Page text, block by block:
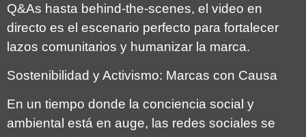
Q&As hasta behind-the-scenes, el video en
directo es el escenario perfecto para fortalecer
lazos comunitarios y humanizar la marca.
Sostenibilidad y Activismo: Marcas con Causa
En un tiempo donde la conciencia social y
ambiental está en auge, las redes sociales se